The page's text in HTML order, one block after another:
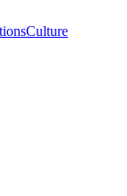
Culture